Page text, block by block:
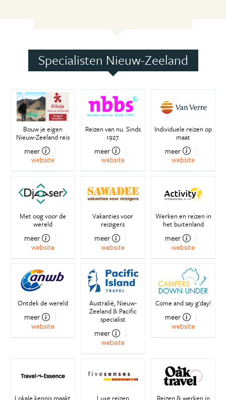
Specialisten Nieuw-Zeeland
Bouw je eigen
Nieuw-Zeeland reis
meer
website
Reizen van nu. Sinds
1927.
meer
website
Individuele reizen op
maat
meer
website
Met oog voor de
wereld
meer
website
Vakanties voor
reizigers
meer
website
Werken en reizen in
het buitenland
meer
website
Ontdek de wereld
meer
website
Australië, Nieuw-
Zeeland & Pacific
specialist
meer
website
Come and say g'day!
meer
website